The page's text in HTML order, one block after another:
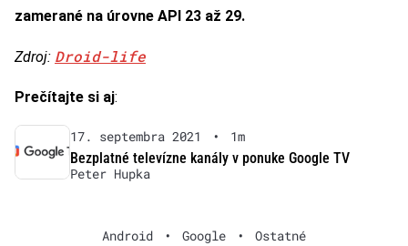
zamerané na úrovne API 23 až 29.
Zdroj: Droid-life
Prečítajte si aj:
17. septembra 2021 •
1m
Bezplatné televízne kanály v ponuke Google TV
Peter Hupka
Android • Google • Ostatné